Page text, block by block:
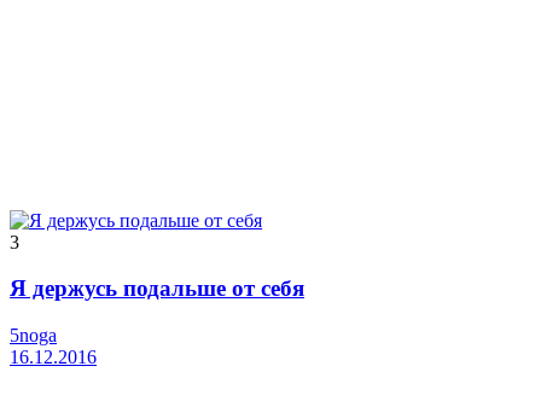
3
Я держусь подальше от себя
5noga
16.12.2016